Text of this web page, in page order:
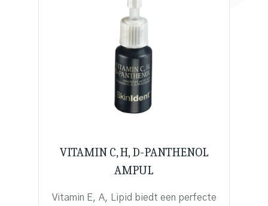
VITAMIN C, H, D-PANTHENOL
AMPUL
Vitamin E, A, Lipid biedt een perfecte